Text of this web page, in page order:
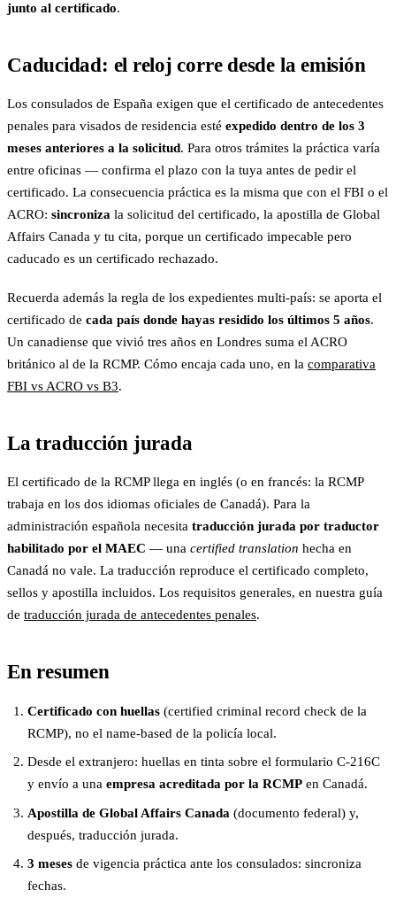
junto al certificado.
Caducidad: el reloj corre desde la emisión
Los consulados de España exigen que el certificado de antecedentes
penales para visados de residencia esté expedido dentro de los 3
meses anteriores a la solicitud. Para otros trámites la práctica varía
entre oficinas — confirma el plazo con la tuya antes de pedir el
certificado. La consecuencia práctica es la misma que con el FBI o el
ACRO: sincroniza la solicitud del certificado, la apostilla de Global
Affairs Canada y tu cita, porque un certificado impecable pero
caducado es un certificado rechazado.
Recuerda además la regla de los expedientes multi-país: se aporta el
certificado de cada país donde hayas residido los últimos 5 años.
Un canadiense que vivió tres años en Londres suma el ACRO
británico al de la RCMP. Cómo encaja cada uno, en la comparativa
FBI vs ACRO vs B3.
La traducción jurada
El certificado de la RCMP llega en inglés (o en francés: la RCMP
trabaja en los dos idiomas oficiales de Canadá). Para la
administración española necesita traducción jurada por traductor
habilitado por el MAEC — una certified translation hecha en
Canadá no vale. La traducción reproduce el certificado completo,
sellos y apostilla incluidos. Los requisitos generales, en nuestra guía
de traducción jurada de antecedentes penales.
En resumen
Certificado con huellas(certified criminal record check de la
RCMP), no el name-based de la policía local.
Desde el extranjero: huellas en tinta sobre el formulario C-216C
y envío a una empresa acreditada por la RCMPen Canadá.
Apostilla de Global Affairs Canada (documento federal) y,
después, traducción jurada.
3 mesesde vigencia práctica ante los consulados: sincroniza
fechas.